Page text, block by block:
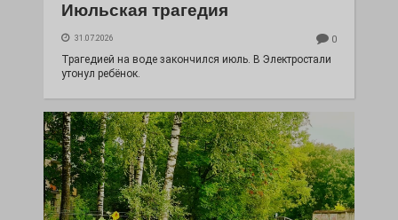
Июльская трагедия
31.07.2026 0
Трагедией на воде закончился июль. В Электростали
утонул ребёнок.